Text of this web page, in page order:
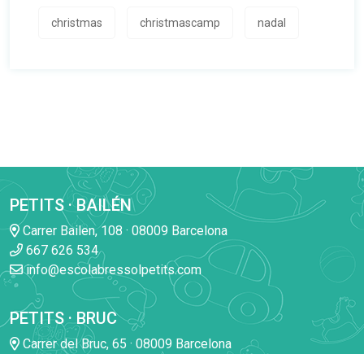
christmas christmascamp nadal
PETITS · BAILÉN
Carrer Bailen, 108 · 08009 Barcelona
667 626 534
info@escolabressolpetits.com
PETITS · BRUC
Carrer del Bruc, 65 · 08009 Barcelona